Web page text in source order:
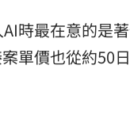
AI時最在意的是
單價也從約50